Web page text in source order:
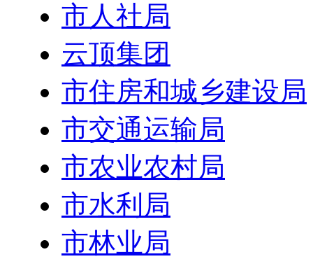
市人社局
云顶集团
市住房和城乡建设局
市交通运输局
市农业农村局
市水利局
市林业局